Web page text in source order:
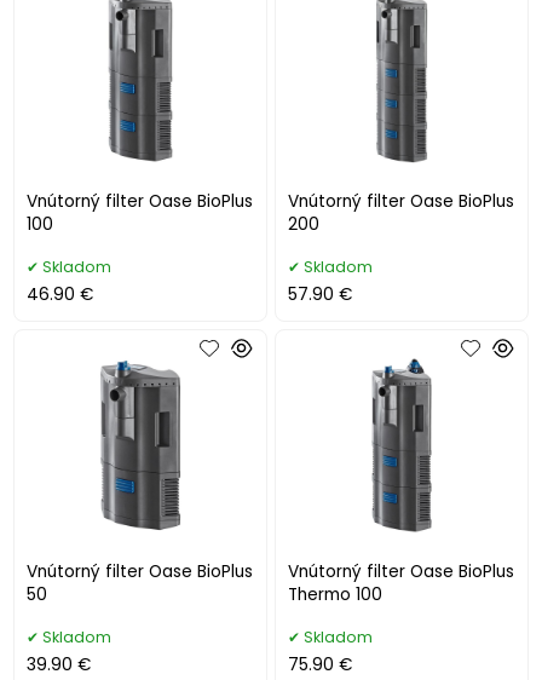
Vnútorný filter Oase BioPlus
100
Skladom
46.90 €
Vnútorný filter Oase BioPlus
200
Skladom
57.90 €
Vnútorný filter Oase BioPlus
50
Skladom
39.90 €
Vnútorný filter Oase BioPlus
Thermo 100
Skladom
75.90 €